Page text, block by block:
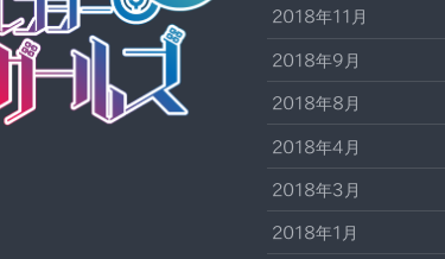
2018年11月
2018年9月
2018年8月
2018年4月
2018年3月
2018年1月